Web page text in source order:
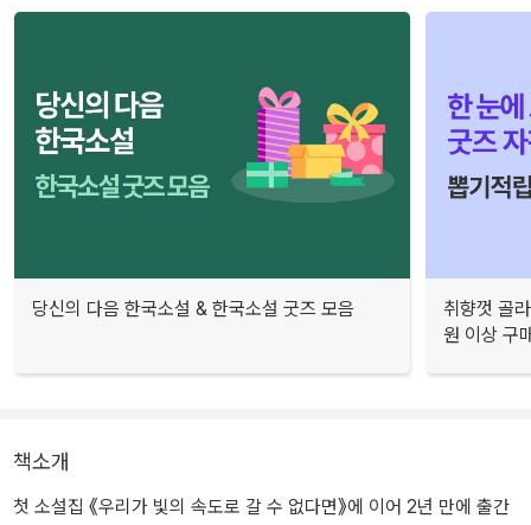
당신의 다음 한국소설 & 한국소설 굿즈 모음
취향껏 골
원 이상 구
책소개
첫 소설집 《우리가 빛의 속도로 갈 수 없다면》에 이어 2년 만에 출간